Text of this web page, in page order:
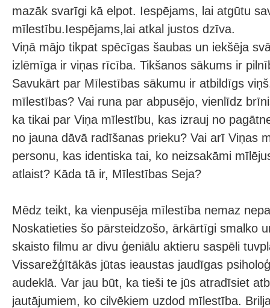
mazāk svarīgi kā elpot. Iespējams, lai atgūtu
mīlestību.Iespējams,lai atkal justos dzīva.
Viņā mājo tikpat spēcīgas šaubas un iekšēja
izlēmīga ir viņas rīcība. Tikšanos sākums ir
Savukārt par Mīlestības sākumu ir atbildīgs
mīlestības? Vai runa par abpusējo, vienlīdz
ka tikai par Viņa mīlestību, kas izrauj no
no jauna dāvā radīšanas prieku? Vai arī Viņas
personu, kas identiska tai, ko neizsakāmi
atlaist? Kāda tā ir, Mīlestības Seja?
Mēdz teikt, ka vienpusēja mīlestība nemaz
Noskatieties šo pārsteidzošo, ārkārtīgi smalko
skaisto filmu ar divu ģeniālu aktieru saspēli
Vissarežģītākās jūtas ieaustas jaudīgas
audeklā. Var jau būt, ka tieši te jūs atradīsiet
jautājumiem, ko cilvēkiem uzdod mīlestība.